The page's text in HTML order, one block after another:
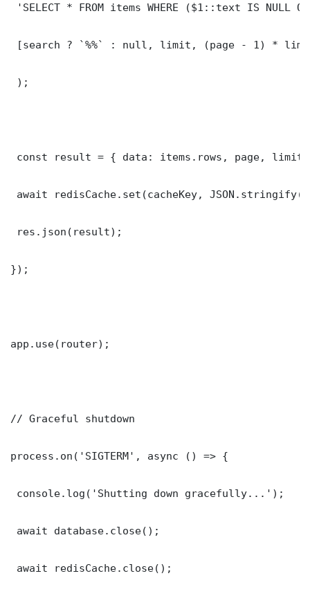
'SELECT * FROM items WHERE ($1::text IS NULL
[search ? `%%` : null, limit, (page - 1) *
);
const result = { data: items.rows, page,
await redisCache.set(cacheKey,
res.json(result);
});
app.use(router);
// Graceful shutdown
process.on('SIGTERM', async () => {
console.log('Shutting down gracefully...');
await database.close();
await redisCache.close();